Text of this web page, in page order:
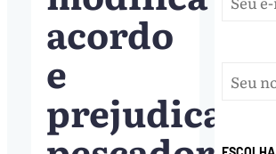
acordo
e
prejudica